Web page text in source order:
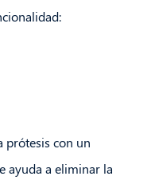
prótesis con un
ayuda a eliminar la